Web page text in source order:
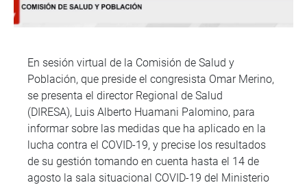
En sesión virtual de la Comisión de Salud y
Población, que preside el congresista Omar Merino,
se presenta el director Regional de Salud
(DIRESA), Luis Alberto Huamani Palomino, para
informar sobre las medidas que ha aplicado en la
lucha contra el COVID-19, y precise los resultados
de su gestión tomando en cuenta hasta el 14 de
agosto la sala situacional COVID-19 del Ministerio